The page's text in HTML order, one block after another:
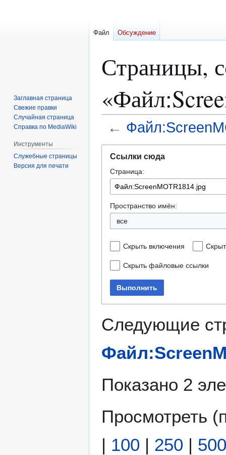
Страницы,
←
навигации
поиску
Ссылки сюда
Страница:
Пространство имён:
все
Скрыть включения
Скрыть файловые ссылки
Выполнить
Следующие
Показано 2
Просмотреть (
| 100 | 250 | 500
Файл Обсуждение
Заглавная страница
Свежие правки
Случайная страница
Справка по MediaWiki
Инструменты
Служебные страницы
Версия для печати